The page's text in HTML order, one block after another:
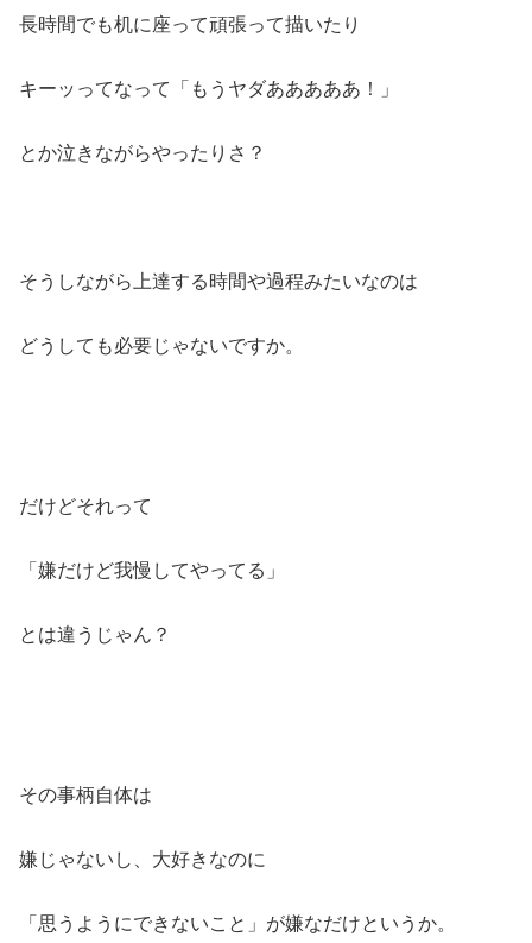
長時間でも机に座って頑張って描いたり
キーッってなって「もうヤダあああああ！」
とか泣きながらやったりさ？
そうしながら上達する時間や過程みたいなのは
どうしても必要じゃないですか。
だけどそれって
「嫌だけど我慢してやってる」
とは違うじゃん？
その事柄自体は
嫌じゃないし、大好きなのに
「思うようにできないこと」が嫌なだけというか。